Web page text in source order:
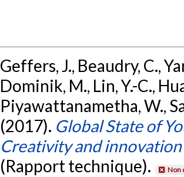
Geffers, J., Beaudry, C.,
Dominik, M., Lin, Y.-C.,
Piyawattanametha, W.,
(2017). Global State of
Creativity and
(Rapport technique).
Non